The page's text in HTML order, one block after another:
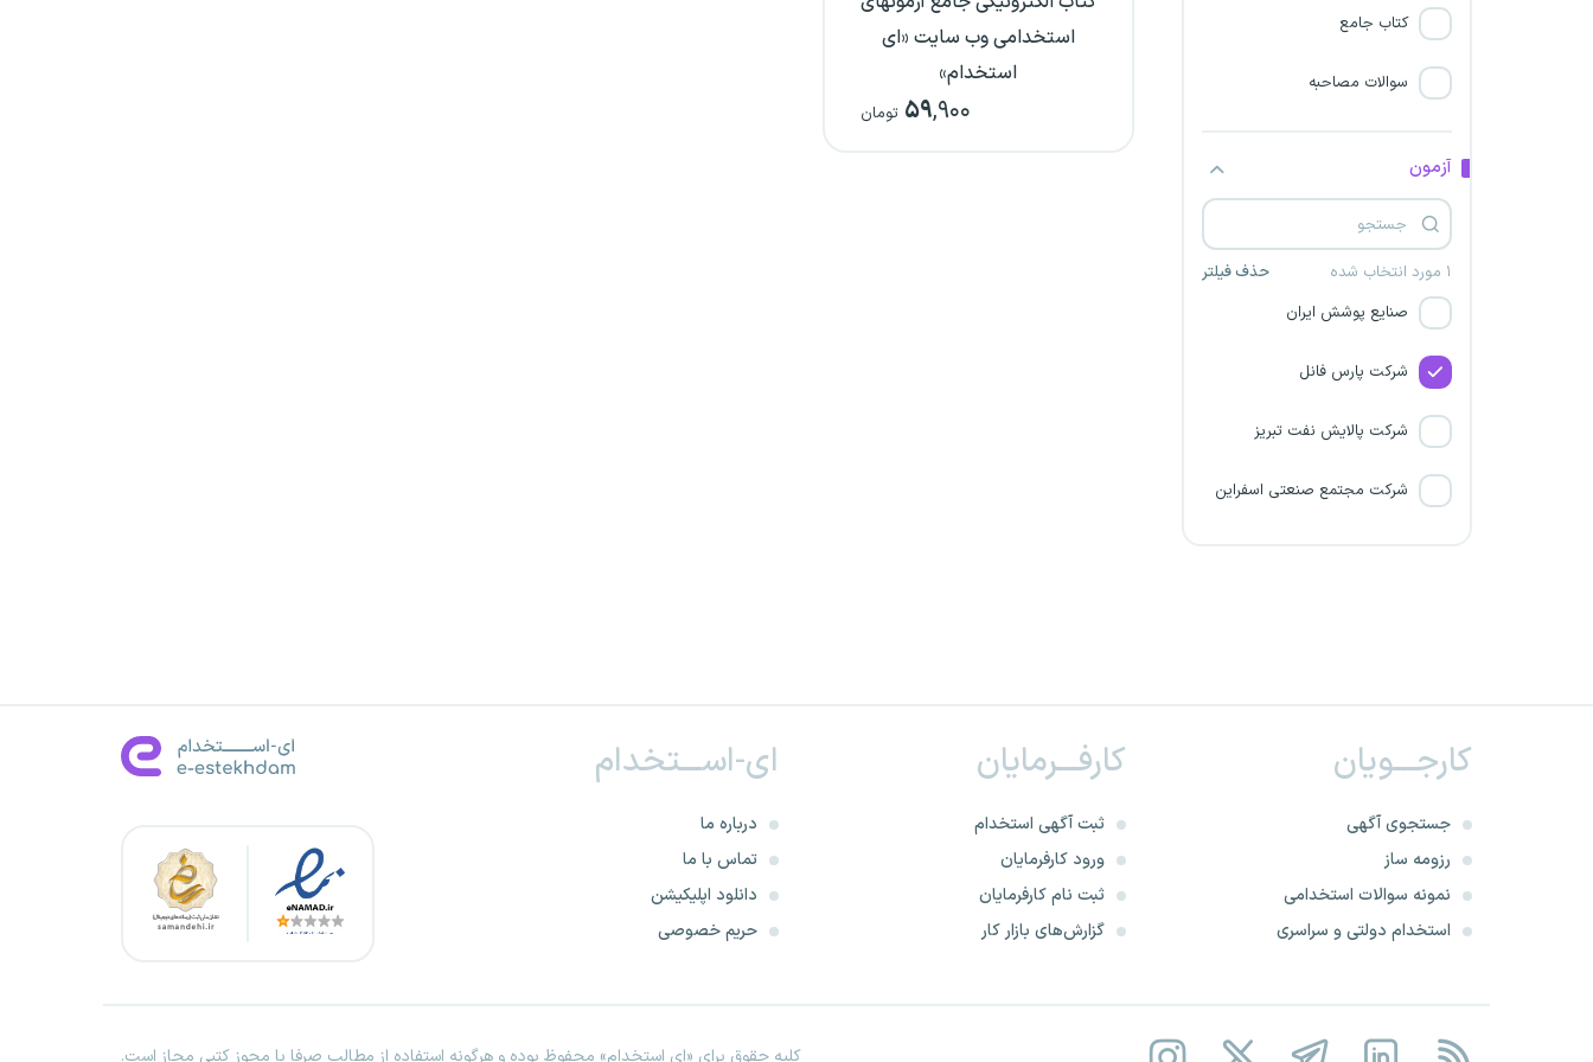
کتاب جامع
سوالات مصاحبه
آزمون
۱ مورد انتخاب شده حذف فیلتر
پارس
شرکت گسترش و نوسازی
معادن خاورمیانه
صنایع پوشش ایران
شرکت پارس فانل
شرکت پالایش نفت تبریز
شرکت مجتمع صنعتی اسفراین
ارتش جمهوری اسلامی ایران
شرکت پاریز پیشرو صنعت
توسعه
شرکت گهرروش سیرجان
شرکت آرن دژ پی
استخدامی وب سایت «ای
استخدام»
۵۹,۹۰۰ تومان
کارجـــویان
جستجوی آگهی
رزومه ساز
نمونه سوالات استخدامی
استخدام دولتی و سراسری
کارفـــرمایان
ثبت آگهی استخدام
ورود کارفرمایان
ثبت نام کارفرمایان
گزارش‌های بازار کار
ای-اســـتخدام
درباره ما
تماس با ما
دانلود اپلیکیشن
حریم خصوصی
کلیه حقوق برای «ای استخدام» محفوظ بوده و هرگونه استفاده از مطالب صرفا با مجوز کتبی مجاز است.